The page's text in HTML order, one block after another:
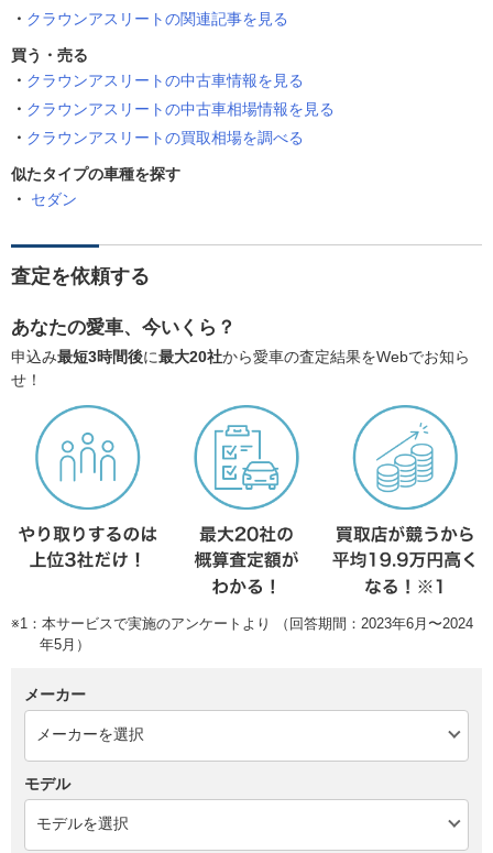
クラウンアスリートの関連記事を見る
買う・売る
クラウンアスリートの中古車情報を見る
クラウンアスリートの中古車相場情報を見る
クラウンアスリートの買取相場を調べる
似たタイプの車種を探す
セダン
査定を依頼する
あなたの愛車、今いくら？
申込み最短3時間後に最大20社から愛車の査定結果をWebでお知ら
せ！
※1：本サービスで実施のアンケートより （回答期間：2023年6月〜2024
年5月）
メーカー
モデル